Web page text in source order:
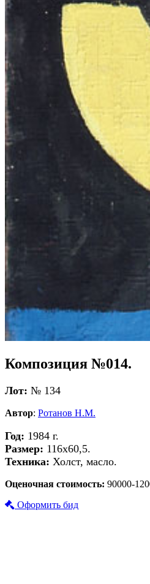
Композиция №014.
Лот: № 134
Автор: Ротанов Н.М.
Год: 1984 г.
Размер: 116х60,5.
Техника: Холст, масло.
Оценочная стоимость: 90000-
Оформить бид